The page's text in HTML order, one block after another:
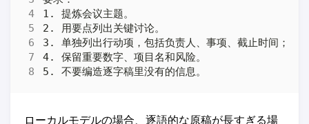
ローカルモデルの場合、逐語的な原稿が長すぎる場